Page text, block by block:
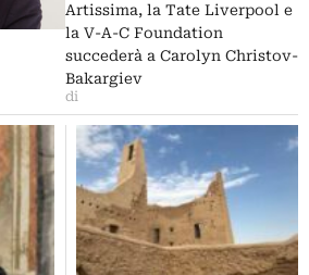
Artissima, la Tate Liverpool e
la V-A-C Foundation
succederà a Carolyn Christov-
Bakargiev
di